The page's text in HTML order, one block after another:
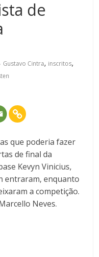
de
Gustavo Cintra, inscritos,
que poderia fazer
de final da
Kevyn Vinicius,
entraram, enquanto
a competição.
Neves.